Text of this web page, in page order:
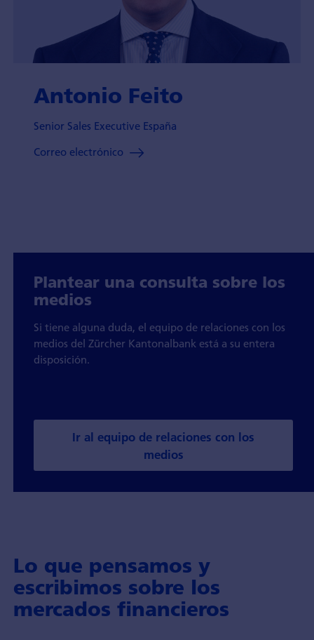
Antonio Feito
Senior Sales Executive España
Correo electrónico
Plantear una consulta sobre los
medios
Si tiene alguna duda, el equipo de relaciones con los
medios del Zürcher Kantonalbank está a su entera
disposición.
Ir al equipo de relaciones con los
medios
Lo que pensamos y
escribimos sobre los
mercados financieros